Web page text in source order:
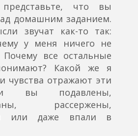
что вы
домашним заданием.
звучат как-то так:
у меня ничего не
Почему все остальные
Какой же я
чувства отражают эти
вы подавлены,
рассержены,
или даже впали в